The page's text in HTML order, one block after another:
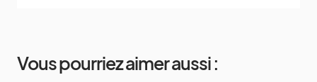
Vous pourriez aimer aussi :